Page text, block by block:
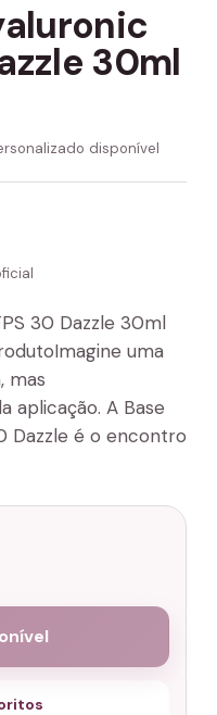
30ml
disponível
30 Dazzle 30ml
uma
mas
aplicação. A Base
Dazzle é o encontro